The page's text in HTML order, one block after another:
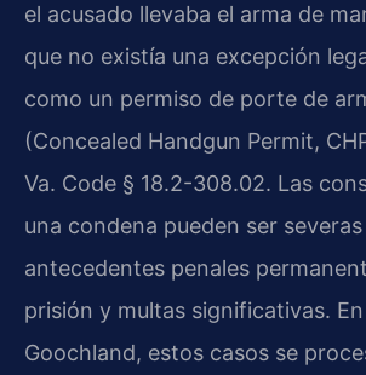
el acusado llevaba el arma de
que no existía una excepción
como un permiso de porte de
(Concealed Handgun Permit,
Va. Code § 18.2-308.02. Las
una condena pueden ser
antecedentes penales
prisión y multas significativas.
Goochland, estos casos se